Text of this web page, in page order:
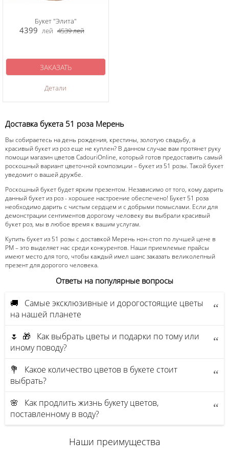
Букет "Элита"
4399 лей 4539лей
Детали
ЗАКАЗАТЬ
Доставка букета 51 роза Мерень
Вы собираетесь на день рождения, крестины, золотую свадьбу, а
красивый букет из роз еще не куплен? В данном случае вам протянет руку
помощи магазин цветов CadouriOnline, который готов предоставить самый
роскошный вариант цветочной композиции – букет из 51 розы. Такой букет
уведомит о вашей дружбе.
Роскошный букет будет ярким презентом. Независимо от того, кому дарить
данный букет из роз - хорошее настроение обеспечено! Букет 51 роза
необходимо дарить с чистым сердцем и с добрыми помыслами. Если для
демонстрации сентиментов дорогому человеку вы выбрали красивый
букет роз, мы в любое время к вашим услугам.
Купить букет из 51 розы с доставкой Мерень нон-стоп по лучшей цене в
РМ – это выделяет нас среди конкурентов. Наши приемлемые прайсы
имеют место для того, чтобы каждый имел шанс заказать великолепный
презент для дорогого человека.
Ответы на популярные вопросы
🚚 Самые эксклюзивные и дорогостоящие цветы
на нашей планете
🌷 🎁 Как выбрать цветы и подарки по тому или
иному поводу?
💐 Какое количество цветов в букете стоит
выбрать?
🌸 Как продлить жизнь букету цветов,
поставленному в воду?
Наши преимущества